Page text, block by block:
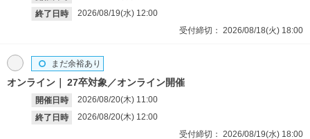
終了日時
2026/08/19(水) 12:00
受付締切： 2026/08/18(火) 18:00
オンライン 27卒対象／オンライン開催
開催日時 2026/08/20(木) 11:00
終了日時
2026/08/20(木) 12:00
まだ余裕あり
受付締切： 2026/08/19(水) 18:00